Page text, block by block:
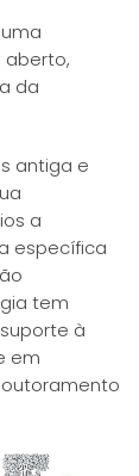
aberto,
da
antiga e
a
específica
tem
à
em